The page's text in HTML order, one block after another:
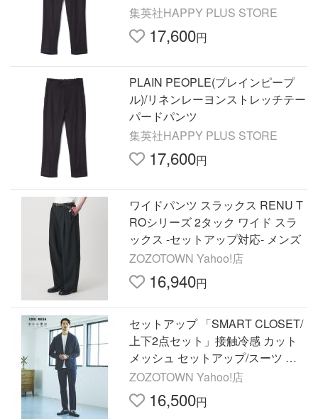
集英社HAPPY PLUS STORE
17,600円
PLAIN PEOPLE(プレインピープ
ル)/リネンレーヨンストレッチテー
パードパンツ
集英社HAPPY PLUS STORE
17,600円
ワイドパンツ スラックス RENU T
ROシリーズ 2タック ワイド スラ
ックス -セットアップ対応- メンズ
ZOZOTOWN Yahoo!店
16,940円
セットアップ 「SMART CLOSET/
上下2点セット」接触冷感 カット
メッシュ セットアップ/スーツ ジ
ャケット＆スラックス メンズ レデ
ィース
ZOZOTOWN Yahoo!店
16,500円